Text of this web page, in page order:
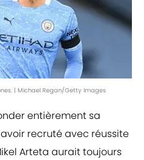
| Michael Regan/Getty Images
entièrement sa
recruté avec réussite
Arteta aurait toujours